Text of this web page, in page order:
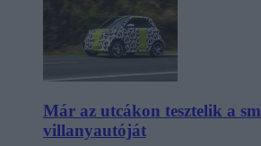
Már az utcákon tesztelik a
villanyautóját